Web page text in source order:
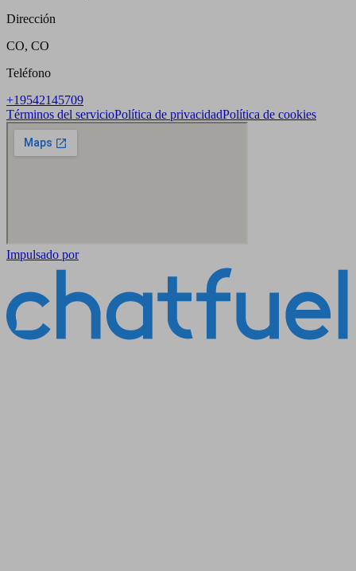
Dirección
CO, CO
Teléfono
+19542145709
Términos del servicioPolítica de privacidadPolítica de cookies
Impulsado por